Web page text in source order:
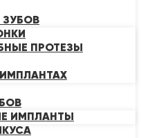
ЗУБОВ
ПРОТЕЗЫ
ИМПЛАНТЫ